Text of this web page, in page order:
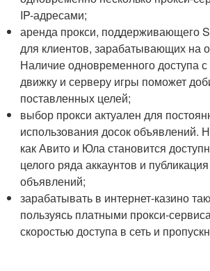
IP-адресами;
аренда прокси, поддерживающего
для клиентов, зарабатывающих на
Наличие одновременного доступа
движку и серверу игры поможет
поставленных целей;
выбор прокси актуален для
использования досок объявлений.
как Авито и Юла становится
целого ряда аккаунтов и
объявлений;
зарабатывать в интернет-казино
пользуясь платными прокси-
скоростью доступа в сеть и